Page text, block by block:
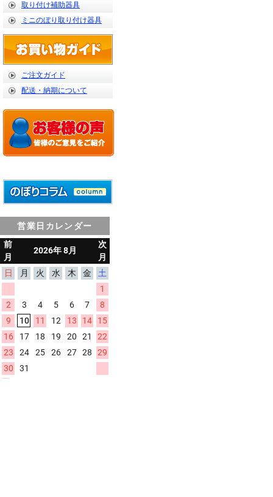
取り付け補助器具
ミニのぼり取り付け器具
ご注文ガイド
配送・納期について
営業日カレンダー